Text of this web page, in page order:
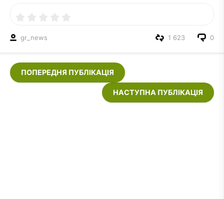
gr_news 0
1 623
ПОПЕРЕДНЯ ПУБЛІКАЦІЯ
НАСТУПНА ПУБЛІКАЦІЯ